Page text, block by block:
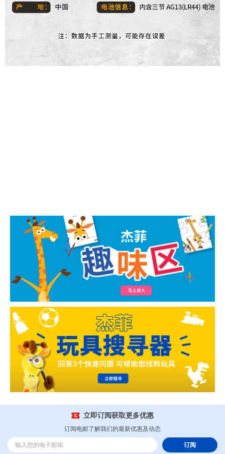
立即订阅获取更多优惠
订阅电邮了解我们的最新优惠及动态
订阅